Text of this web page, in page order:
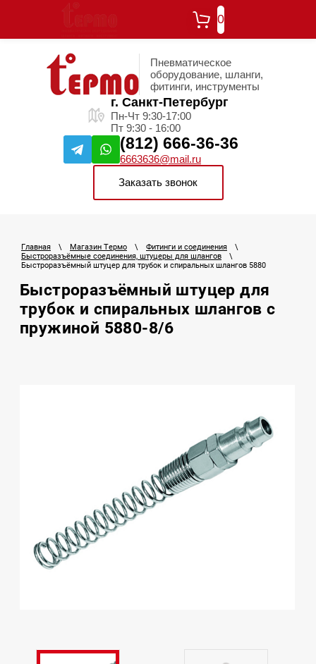
0
Пневматическое
оборудование, шланги,
фитинги, инструменты
г. Санкт-Петербург
Пн-Чт 9:30-17:00
Пт 9:30 - 16:00
(812) 666-36-36
6663636@mail.ru
Заказать звонок
Главная \ Магазин Термо \ Фитинги и соединения
\
Быстроразъёмные соединения, штуцеры для шлангов
\
Быстроразъёмный штуцер для трубок и спиральных шлангов 5880
Быстроразъёмный штуцер для
трубок и спиральных шлангов с
пружиной 5880-8/6